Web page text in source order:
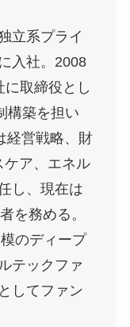
立系プライ
入社。2008
取締役とし
構築を担い
経営戦略、財
ケア、エネル
し、現在は
を務める。
のディープ
テックファ
してファン